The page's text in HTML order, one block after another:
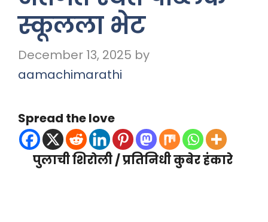
स्कूलला भेट
December 13, 2025 by
aamachimarathi
Spread the love
पुलाची शिरोली / प्रतिनिधी कुबेर हंकारे